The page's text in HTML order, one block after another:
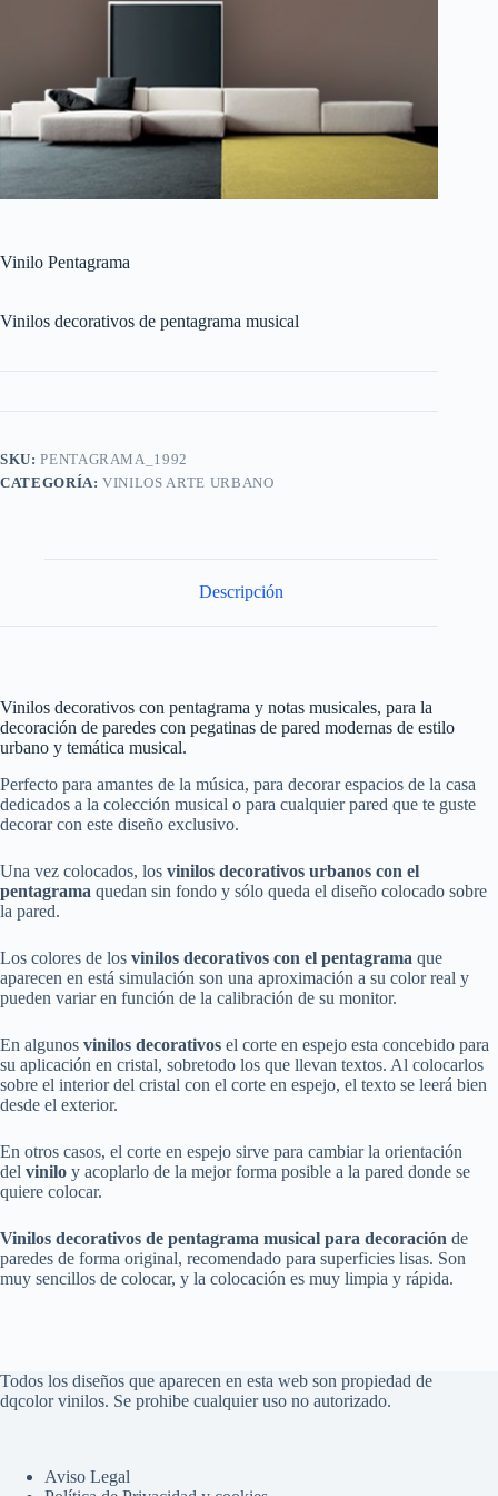
Vinilo Pentagrama
Vinilos decorativos de pentagrama musical
SKU:PENTAGRAMA_1992
CATEGORÍA:VINILOS ARTE URBANO
Descripción
Vinilos decorativos con pentagrama y notas musicales, para la
decoración de paredes con pegatinas de pared modernas de estilo
urbano y temática musical.
Perfecto para amantes de la música, para decorar espacios de la casa
dedicados a la colección musical o para cualquier pared que te guste
decorar con este diseño exclusivo.
Una vez colocados, los vinilos decorativos urbanos con el
pentagrama quedan sin fondo y sólo queda el diseño colocado sobre
la pared.
Los colores de los vinilos decorativos con el pentagrama que
aparecen en está simulación son una aproximación a su color real y
pueden variar en función de la calibración de su monitor.
En algunos vinilos decorativos el corte en espejo esta concebido para
su aplicación en cristal, sobretodo los que llevan textos. Al colocarlos
sobre el interior del cristal con el corte en espejo, el texto se leerá bien
desde el exterior.
En otros casos, el corte en espejo sirve para cambiar la orientación
del vinilo y acoplarlo de la mejor forma posible a la pared donde se
quiere colocar.
Vinilos decorativos de pentagrama musical para decoración de
paredes de forma original, recomendado para superficies lisas. Son
muy sencillos de colocar, y la colocación es muy limpia y rápida.
Todos los diseños que aparecen en esta web son propiedad de
dqcolor vinilos. Se prohibe cualquier uso no autorizado.
Aviso Legal